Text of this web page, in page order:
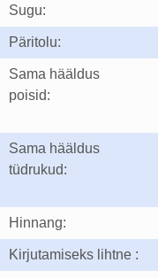
Sugu:
Päritolu:
Sama hääldus
poisid:
Sama hääldus
tüdrukud:
Hinnang:
Kirjutamiseks lihtne :